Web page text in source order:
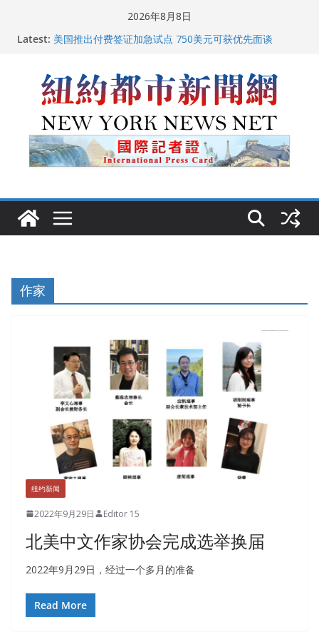
2026年8月8日
Latest: 美国推出付费签证加急试点 750美元可获优先面谈
人！
FBI联合纽约警方突袭多名警界高层住所 涉纽约警察局腐
败刑事调查
中国驻美国大使谢锋邀请美国老教师罗纳德·萨科尔斯基
再次访华
作家
纽约新闻
2022年9月29日 Editor 15
北美中文作家协会完成选举换届
2022年9月29日，经过一个多月的准备
Read More